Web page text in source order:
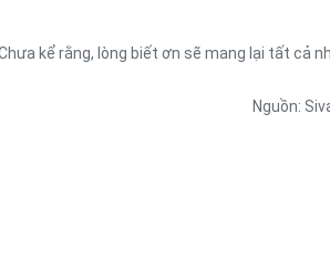
kể rằng, lòng biết ơn sẽ mang lại tất cả
Nguồn: